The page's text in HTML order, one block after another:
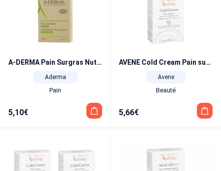
A-DERMA Pain Surgras Nutritif 100 ml
Aderma
Pain
5,10€
AVENE Cold Cream Pain surgras 100 g
Avene
Beauté
5,66€